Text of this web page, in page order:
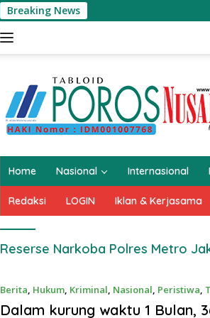
Breaking News
Home Nasional Internasional
Redaksi LOGIN Iklan & Kerjasama
Reserse Narkoba Polres Metro
Berita, Hukum, Kriminal, Nasional, Peristiwa,
Feb 10, 2023
Dalam kurung waktu 1 Bulan,